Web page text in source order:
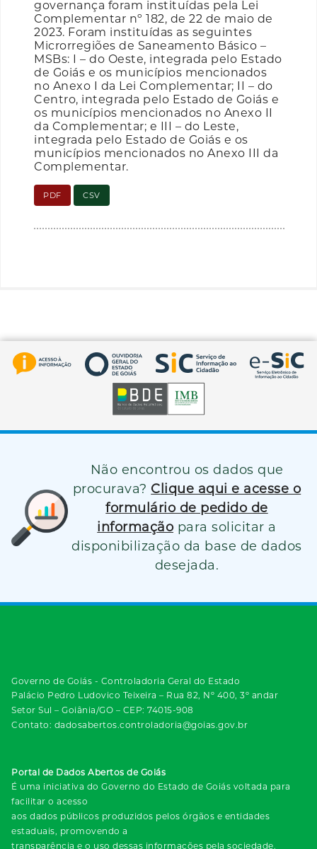
governança foram instituídas pela Lei
Complementar nº 182, de 22 de maio de
2023. Foram instituídas as seguintes
Microrregiões de Saneamento Básico –
MSBs: I – do Oeste, integrada pelo Estado
de Goiás e os municípios mencionados
no Anexo I da Lei Complementar; II – do
Centro, integrada pelo Estado de Goiás e
os municípios mencionados no Anexo II
da Complementar; e III – do Leste,
integrada pelo Estado de Goiás e os
municípios mencionados no Anexo III da
Complementar.
PDF CSV
Não encontrou os dados que
procurava? Clique aqui e acesse o
formulário de pedido de
informação para solicitar a
disponibilização da base de dados
desejada.
Governo de Goiás - Controladoria Geral do Estado
Palácio Pedro Ludovico Teixeira – Rua 82, Nº 400, 3º andar
Setor Sul – Goiânia/GO – CEP: 74015-908
Contato: dadosabertos.controladoria@goias.gov.br
Portal de Dados Abertos de Goiás
É uma iniciativa do Governo do Estado de Goiás voltada para
facilitar o acesso
aos dados públicos produzidos pelos órgãos e entidades
estaduais, promovendo a
transparência e o uso dessas informações pela sociedade.